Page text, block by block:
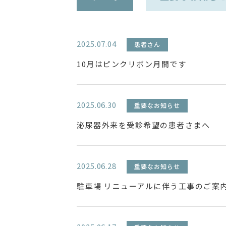
2025.07.04 患者さん
10月はピンクリボン月間です
2025.06.30 重要なお知らせ
泌尿器外来を受診希望の患者さまへ
2025.06.28 重要なお知らせ
駐車場 リニューアルに伴う工事のご案